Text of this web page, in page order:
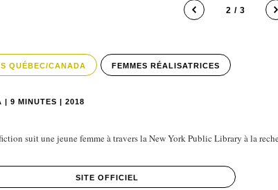
2 / 3
QUÉBEC/CANADA FEMMES RÉALISATRICES
| 9 MINUTES | 2018
suit une jeune femme à travers la New York Public Library à la
SITE OFFICIEL